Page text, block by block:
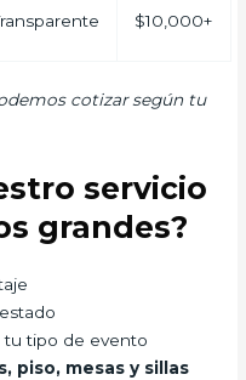
$10,000+
cotizar según tu
servicio
grandes?
tu tipo de evento
piso, mesas y sillas